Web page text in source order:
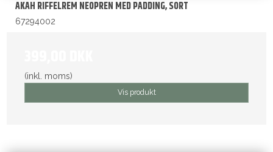
AKAH RIFFELREM NEOPREN MED PADDING, SORT
67294002
(inkl. moms)
Vis produkt